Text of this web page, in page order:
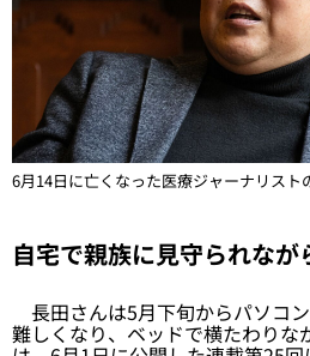
6月14日に亡くなった医療ジャーナリス
自宅で親族に見守られなが
長田さんは5月下旬からパソコ
難しくなり、ベッドで横たわりな